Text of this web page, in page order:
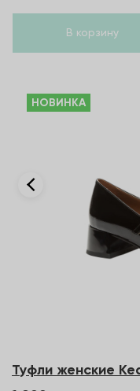
В корзину
НОВИНКА
Туфли женские